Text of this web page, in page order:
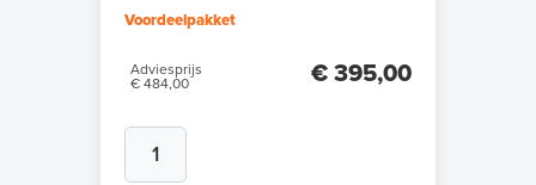
Voordeelpakket
Adviesprijs
€ 484,00
€ 395,00